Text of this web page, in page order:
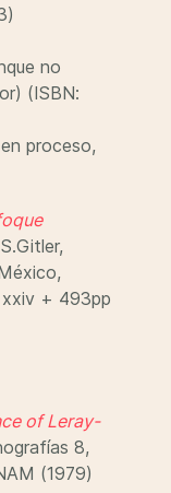
no
(ISBN:
proceso,
xxiv + 493pp
of Leray-
8,
(1979)